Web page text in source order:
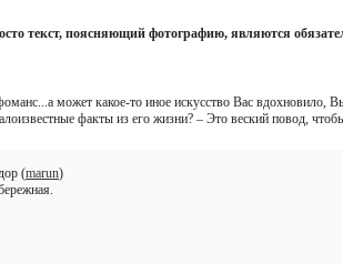
текст, поясняющий фотографию, являются
может какое-то иное искусство Вас вдохновило,
факты из его жизни? – Это веский повод,
(marun)